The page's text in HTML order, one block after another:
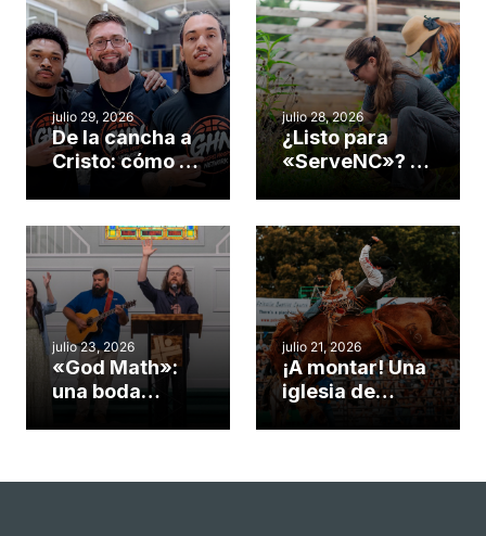
julio 29, 2026
De la cancha a
Cristo: cómo el
gimnasio de
Cary se
convirtió en un
insólito campo
misionero te
cuento
julio 28, 2026
¿Listo para
«ServeNC»? 4
obra de Dios
durante la
Semana
ServeNC
julio 23, 2026
«God Math»:
una boda
celebra el
julio 21, 2026
¡A montar! Una
iglesia de
rodeo anual en